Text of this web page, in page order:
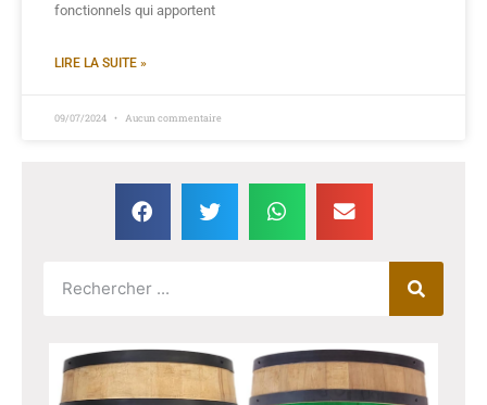
fonctionnels qui apportent
LIRE LA SUITE »
09/07/2024 Aucun commentaire